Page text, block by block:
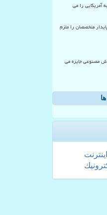
آمریکایی را می
متخصصان را ملزم
مصنوعی جایزه می
اینترنت